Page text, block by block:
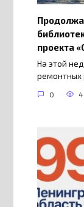
проекта
На этой
ремонтных
0 4